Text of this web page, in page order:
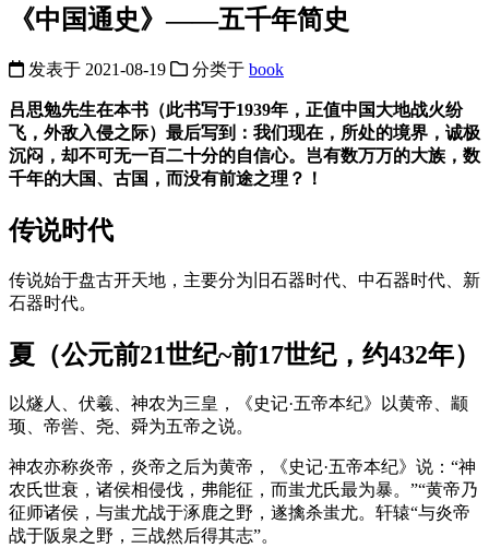
《中国通史》——五千年简史
发表于 2021-08-19 分类于 book
吕思勉先生在本书（此书写于1939年，正值中国大地战火纷
飞，外敌入侵之际）最后写到：我们现在，所处的境界，诚极
沉闷，却不可无一百二十分的自信心。岂有数万万的大族，数
千年的大国、古国，而没有前途之理？！
传说时代
传说始于盘古开天地，主要分为旧石器时代、中石器时代、新
石器时代。
夏（公元前21世纪~前17世纪，约432年）
以燧人、伏羲、神农为三皇，《史记·五帝本纪》以黄帝、颛
顼、帝喾、尧、舜为五帝之说。
神农亦称炎帝，炎帝之后为黄帝，《史记·五帝本纪》说：“神
农氏世衰，诸侯相侵伐，弗能征，而蚩尤氏最为暴。”“黄帝乃
征师诸侯，与蚩尤战于涿鹿之野，遂擒杀蚩尤。轩辕“与炎帝
战于阪泉之野，三战然后得其志”。